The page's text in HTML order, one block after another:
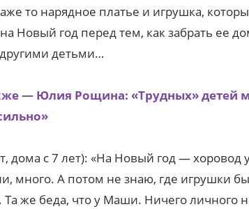
то нарядное платье и игрушка,
Новый год перед тем, как забрать ее
детьми…
— Юлия Рощина: «Трудных» детей
дома с 7 лет): «На Новый год — хоровод
много. А потом не знаю, где игрушки
Та же беда, что у Маши. Ничего личного